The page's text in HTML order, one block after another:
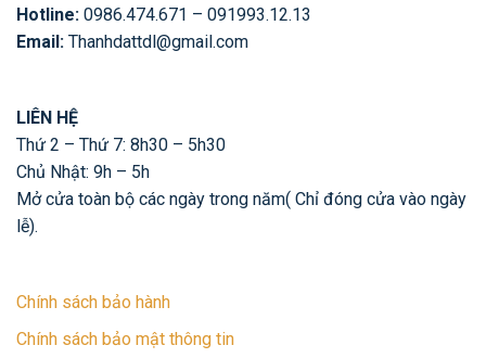
Hotline: 0986.474.671 – 091993.12.13
Email: Thanhdattdl@gmail.com
LIÊN HỆ
Thứ 2 – Thứ 7: 8h30 – 5h30
Chủ Nhật: 9h – 5h
Mở cửa toàn bộ các ngày trong năm( Chỉ đóng cửa vào ngày
lễ).
Chính sách bảo hành
Chính sách bảo mật thông tin